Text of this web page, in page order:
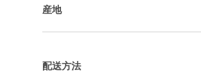
産地
配送方法